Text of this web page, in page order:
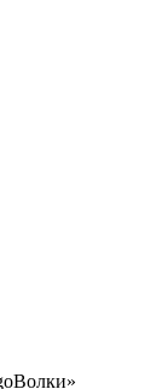
Волки»